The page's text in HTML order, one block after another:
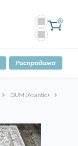
0
Распродажа
QUM (Atlantic)